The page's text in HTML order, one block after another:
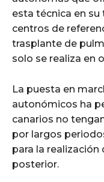
esta técnica en
centros de
trasplante de
solo se realiza en
La puesta en
autonómicos ha
canarios no
por largos
para la realización
posterior.